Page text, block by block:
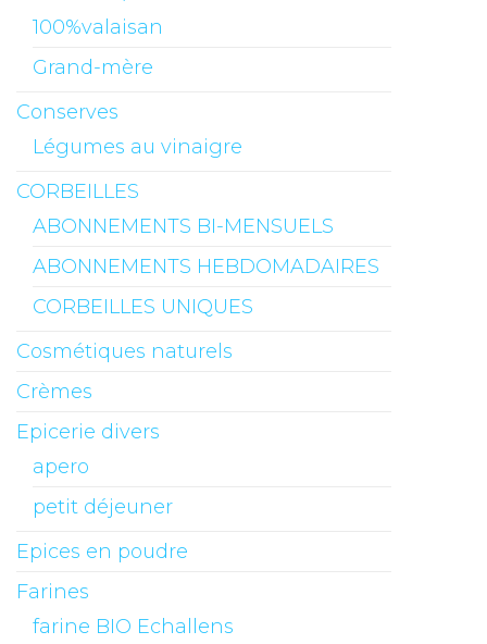
100%valaisan
Grand-mère
Conserves
Légumes au vinaigre
CORBEILLES
ABONNEMENTS BI-MENSUELS
ABONNEMENTS HEBDOMADAIRES
CORBEILLES UNIQUES
Cosmétiques naturels
Crèmes
Epicerie divers
apero
petit déjeuner
Epices en poudre
Farines
farine BIO Echallens